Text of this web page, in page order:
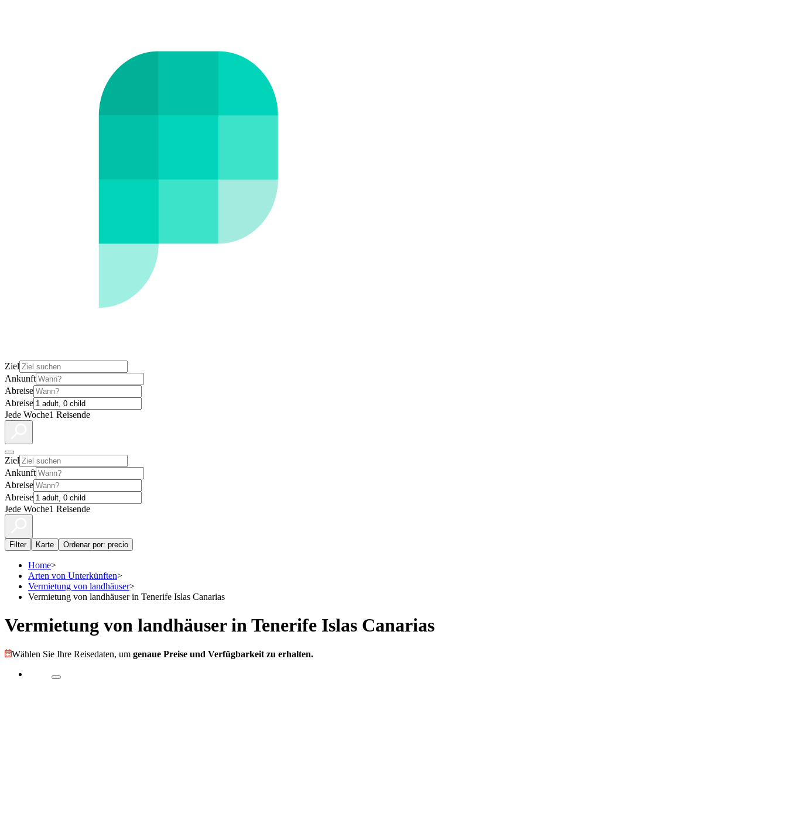
Ziel
Ankunft
Abreise
Abreise
Jede Woche1 Reisende
Ziel
Ankunft
Abreise
Abreise
Jede Woche1 Reisende
Filter Karte Ordenar por: precio
Home>
Arten von Unterkünften>
Vermietung von landhäuser>
Vermietung von landhäuser in Tenerife Islas Canarias
Vermietung von landhäuser in Tenerife Islas Canarias
Wählen Sie Ihre Reisedaten, um genaue Preise und Verfügbarkeit zu erhalten.